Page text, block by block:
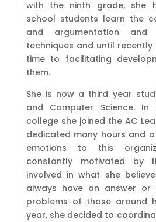
with the ninth grade, she
school students learn the
and argumentation and
techniques and until
time to facilitating
them.
She is now a third year
and Computer Science.
college she joined the AC
dedicated many hours and
emotions to this
constantly motivated by
involved in what she
always have an answer
problems of those around
year, she decided to